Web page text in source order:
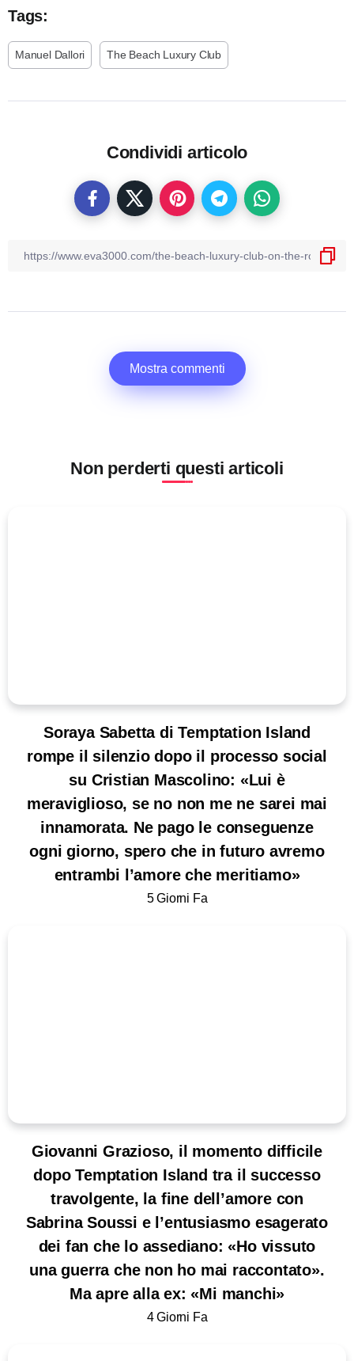
Tags:
Manuel Dallori The Beach Luxury Club
Condividi articolo
Mostra commenti
Non perderti questi articoli
Soraya Sabetta di Temptation Island
rompe il silenzio dopo il processo social
su Cristian Mascolino: «Lui è
meraviglioso, se no non me ne sarei mai
innamorata. Ne pago le conseguenze
ogni giorno, spero che in futuro avremo
entrambi l’amore che meritiamo»
5 Giorni Fa
Giovanni Grazioso, il momento difficile
dopo Temptation Island tra il successo
travolgente, la fine dell’amore con
Sabrina Soussi e l’entusiasmo esagerato
dei fan che lo assediano: «Ho vissuto
una guerra che non ho mai raccontato».
Ma apre alla ex: «Mi manchi»
4 Giorni Fa